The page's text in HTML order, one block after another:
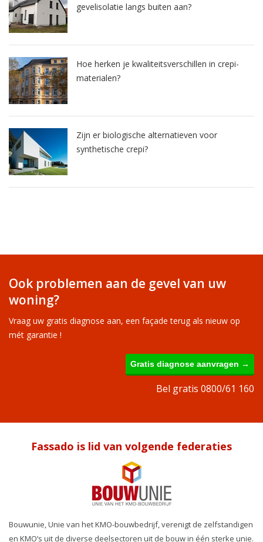
gevelisolatie langs buiten aan?
Hoe herken je kwaliteitsverschillen in crepi-
materialen?
Zijn er biologische alternatieven voor
synthetische crepi?
Ook problemen aan de gevel van uw
woning?
Vraag uw gratis diagnose aan, een façade terug als nieuw op
mét garantie !
Gratis diagnose aanvragen →
Bel gratis 0800/61 160
Fassado is lid van volgende federaties
Bouwunie, Unie van het KMO-bouwbedrijf, verenigt de zelfstandigen
en KMO’s uit de diverse deelsectoren uit de bouw in één sterke unie.